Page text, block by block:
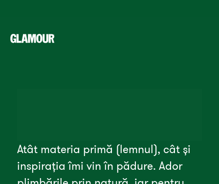
Atât materia primă (lemnul), cât și
inspirația îmi vin în pădure. Ador